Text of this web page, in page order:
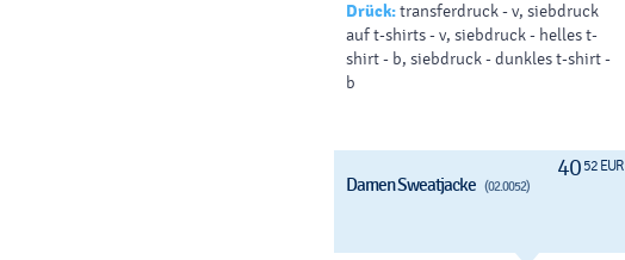
Drück:transferdruck - v, siebdruck
auf t-shirts - v, siebdruck - helles t-
shirt - b, siebdruck - dunkles t-shirt -
b
40 52 EUR
Damen Sweatjacke (02.0052)